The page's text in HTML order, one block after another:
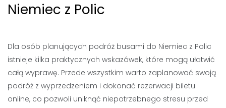
Niemiec z Polic
Dla osób planujących podróż busami do Niemiec z Polic
istnieje kilka praktycznych wskazówek, które mogą ułatwić
całą wyprawę. Przede wszystkim warto zaplanować swoją
podróż z wyprzedzeniem i dokonać rezerwacji biletu
online, co pozwoli uniknąć niepotrzebnego stresu przed